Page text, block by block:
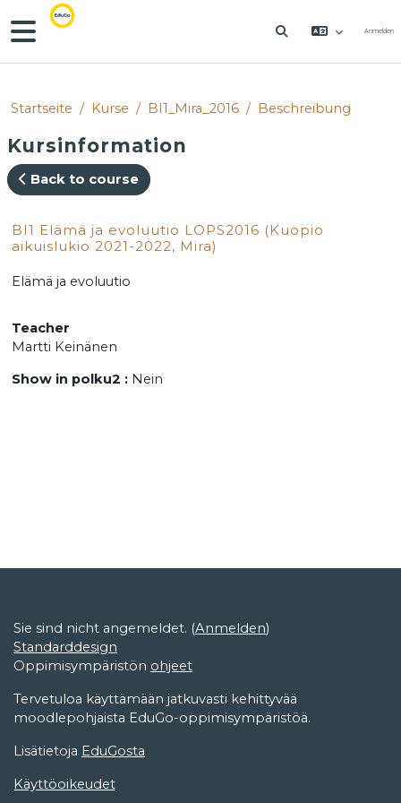
Zum Hauptinhalt
Website-Übersicht
SUCHEINGABE
Anmelden
Startseite Kurse BI1_Mira_2016 Beschreibung
Kursinformation
Back to course
BI1 Elämä ja evoluutio LOPS2016 (Kuopio
aikuislukio 2021-2022, Mira)
Elämä ja evoluutio
Teacher
Martti Keinänen
Show in polku2 : Nein
Sie sind nicht angemeldet. (Anmelden)
Standarddesign
Oppimisympäristön ohjeet
Tervetuloa käyttämään jatkuvasti kehittyvää
moodlepohjaista EduGo-oppimisympäristöä.
Lisätietoja EduGosta
Käyttöoikeudet